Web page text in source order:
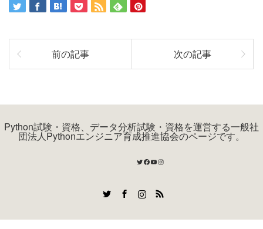
前の記事 次の記事
Python試験・資格、データ分析試験・資格を運営する一般社
団法人Pythonエンジニア育成推進協会のページです。
Twitter
Facebook
YouTube
Instagram
RSS